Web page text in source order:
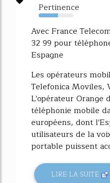
Pertinence
56%
Avec France
32 99 pour
Espagne
Les opérateurs
Telefonica Moviles,
L'opérateur Orange
téléphonie mobile
européens, dont
utilisateurs de la
portable puissent
LIRE LA SUITE